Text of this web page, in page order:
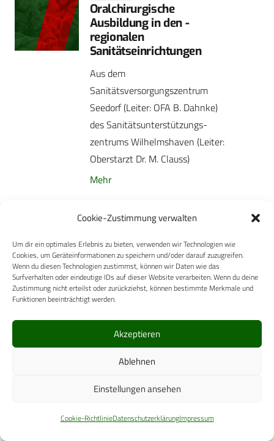
Cookie-Zustimmung verwalten
Um dir ein optimales Erlebnis zu bieten, verwenden wir Technologien wie
Cookies, um Geräteinformationen zu speichern und/oder darauf zuzugreifen.
Wenn du diesen Technologien zustimmst, können wir Daten wie das
Surfverhalten oder eindeutige IDs auf dieser Website verarbeiten. Wenn du deine
Zustimmung nicht erteilst oder zurückziehst, können bestimmte Merkmale und
Funktionen beeinträchtigt werden.
Akzeptieren
Ablehnen
Einstellungen ansehen
Cookie-RichtlinieDatenschutzerklärungImpressum
Oralchirurgische
Ausbildung in den ­
regionalen
Sanitätseinrichtungen
Aus dem
Sanitätsversorgungszentrum
Seedorf (Leiter: OFA B. Dahnke)
des Sanitätsunterstützungs­
zentrums Wilhelmshaven (Leiter:
Oberstarzt Dr. M. Clauss)
Mehr
HUMANMEDIZIN 5. März 2020
Einsatzvorbereitende
Ausbildung im ­Zentralen
Sanitätsdienst der
Bundeswehr – Von der
Planung bis zum Einsatz
Sanitätsdienstliche
Einsatzunterstützung
(Kommandeur: Generalstabsarzt
Dr. St. Schmidt)